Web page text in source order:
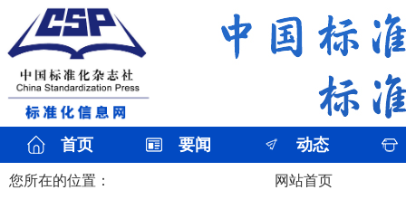
首页 要闻 动态
您所在的位置： 网站首页